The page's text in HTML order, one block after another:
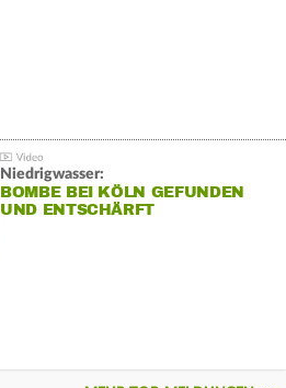
Niedrigwasser:
BOMBE BEI KÖLN GEFUNDEN
UND ENTSCHÄRFT